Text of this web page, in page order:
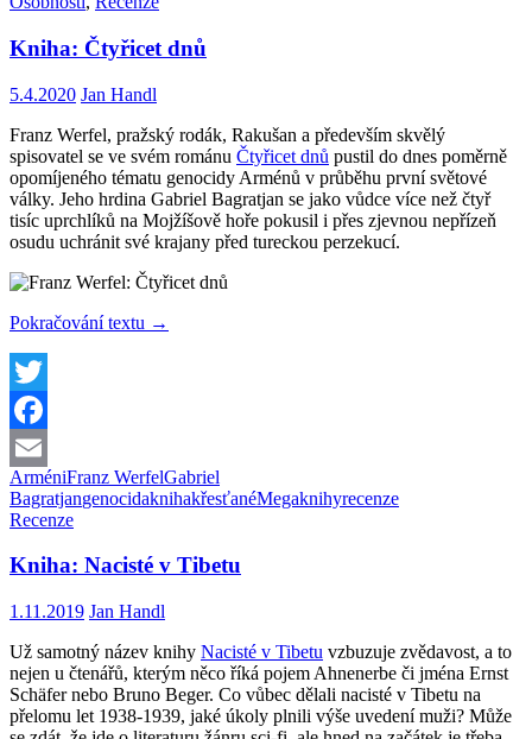
Kniha: Čtyřicet dnů
5.4.2020 Jan Handl
Franz Werfel, pražský rodák, Rakušan a především skvělý
spisovatel se ve svém románu Čtyřicet dnů pustil do dnes poměrně
opomíjeného tématu genocidy Arménů v průběhu první světové
války. Jeho hrdina Gabriel Bagratjan se jako vůdce více než čtyř
tisíc uprchlíků na Mojžíšově hoře pokusil i přes zjevnou nepřízeň
osudu uchránit své krajany před tureckou perzekucí.
Pokračování textu Kniha:
→
Twitter
Facebook
Email
ArméniFranz WerfelGabriel
BagratjangenocidaknihakřesťanéMegaknihyrecenze
Recenze
Kniha: Nacisté v Tibetu
1.11.2019 Jan Handl
Už samotný název knihy Nacisté v Tibetu vzbuzuje zvědavost, a to
nejen u čtenářů, kterým něco říká pojem Ahnenerbe či jména Ernst
Schäfer nebo Bruno Beger. Co vůbec dělali nacisté v Tibetu na
přelomu let 1938-1939, jaké úkoly plnili výše uvedení muži? Může